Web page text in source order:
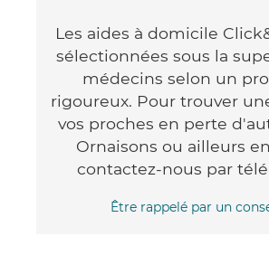
Les aides à domicile
sélectionnées sous la
médecins selon un
rigoureux. Pour trouver
vos proches en perte
Ornaisons ou ailleurs
contactez-nous par
Être rappelé par un